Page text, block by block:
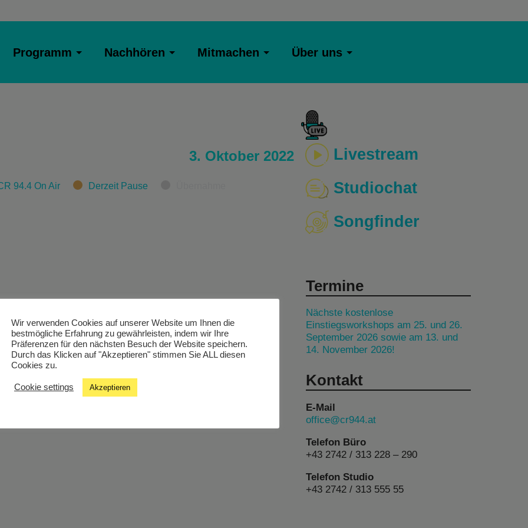
Programm Nachhören Mitmachen Über uns
3. Oktober 2022
94.4 On Air Derzeit Pause
Livestream
Studiochat
Songfinder
Termine
Nächste kostenlose
Einstiegsworkshops am 25. und 26.
September 2026 sowie am 13. und
14. November 2026!
Kontakt
E-Mail
office@cr944.at
Telefon Büro
+43 2742 / 313 228 – 290
Telefon Studio
+43 2742 / 313 555 55
Wir verwenden Cookies auf unserer Website um Ihnen die
bestmögliche Erfahrung zu gewährleisten, indem wir Ihre
Präferenzen für den nächsten Besuch der Website speichern.
Durch das Klicken auf "Akzeptieren" stimmen Sie ALL diesen
Cookies zu.
Cookie settings Akzeptieren